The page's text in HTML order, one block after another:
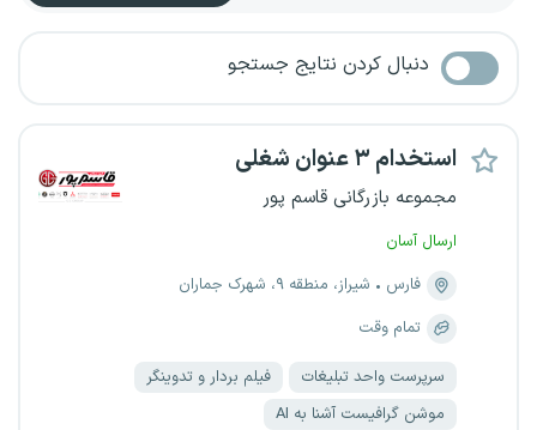
دنبال کردن نتایج جستجو
استخدام ۳ عنوان شغلی
مجموعه بازرگانی قاسم پور
ارسال آسان
فارس
شیراز، منطقه ۹، شهرک جماران
تمام وقت
سرپرست واحد تبلیغات
فیلم بردار و تدوینگر
موشن گرافیست آشنا به AI